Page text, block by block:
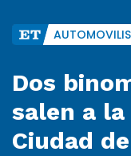
Dos
salen a
Ciudad